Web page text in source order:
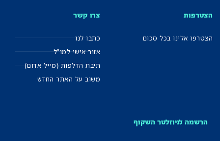
הצטרפות
הצטרפו אלינו בכל סכום
צרו קשר
כתבו לנו
אזור אישי למו"ל
תיבת הדלפות (מייל אדום)
משוב על האתר החדש
הרשמה לניוזלטר השקוף